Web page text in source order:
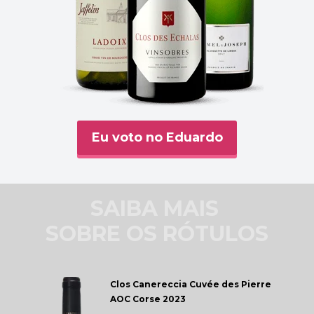
Eu voto no Eduardo
Clos Canereccia Cuvée des Pierre
AOC Corse 2023